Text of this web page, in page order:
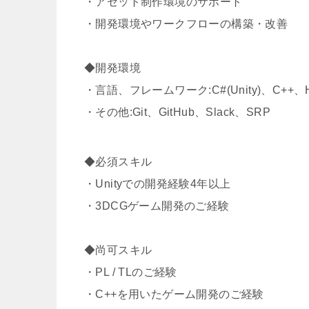
・開発環境やワークフローの構築・改善
◆開発環境
・言語、フレームワーク:C#(Unity)、C++、
・その他:Git、GitHub、Slack、SRP
◆必須スキル
・Unityでの開発経験4年以上
・3DCGゲーム開発のご経験
◆尚可スキル
・PL / TLのご経験
・C++を用いたゲーム開発のご経験